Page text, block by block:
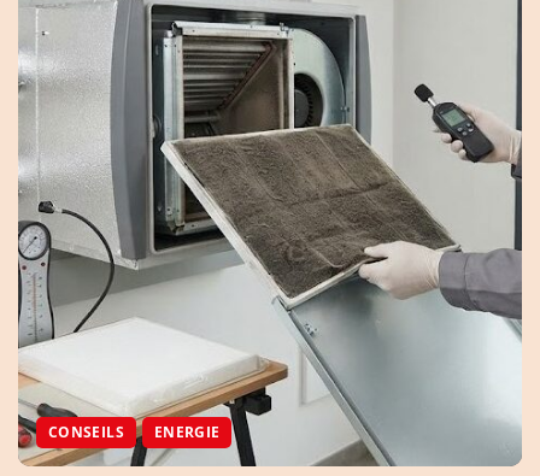
CONSEILS ENERGIE